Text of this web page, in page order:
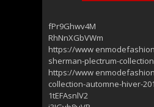
fPr9Ghwv4M
RhNnXGbVWm
https://www
sherman-plectrum-
https://www
collection-automne-hiver-
1tEFAsnlV2